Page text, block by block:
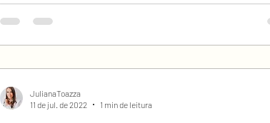
JulianaToazza
11 de jul. de 2022
1 min de leitura